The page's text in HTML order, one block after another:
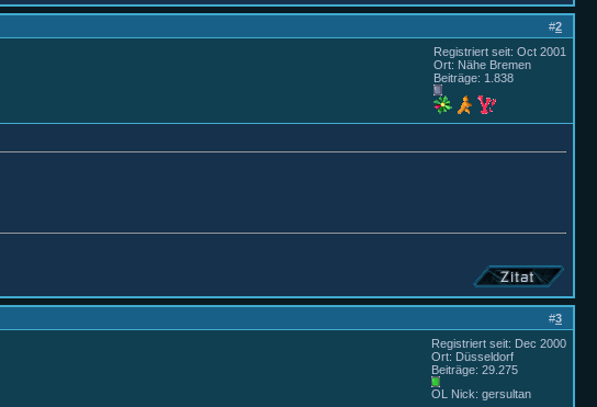
#2
Registriert seit: Oct 2001
Ort: Nähe Bremen
Beiträge: 1.838
#3
Registriert seit: Dec 2000
Ort: Düsseldorf
Beiträge: 29.275
OL Nick: gersultan